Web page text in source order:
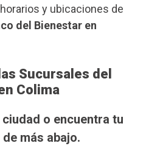
y ubicaciones de
del Bienestar en
Sucursales del
Colima
o encuentra tu
más abajo.